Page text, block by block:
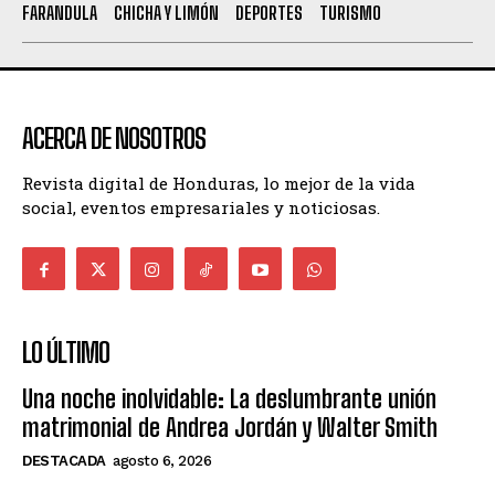
FARANDULA
CHICHA Y LIMÓN DEPORTES TURISMO
ACERCA DE NOSOTROS
Revista digital de Honduras, lo mejor de la vida
social, eventos empresariales y noticiosas.
LO ÚLTIMO
Una noche inolvidable: La deslumbrante unión
matrimonial de Andrea Jordán y Walter Smith
DESTACADA agosto 6, 2026